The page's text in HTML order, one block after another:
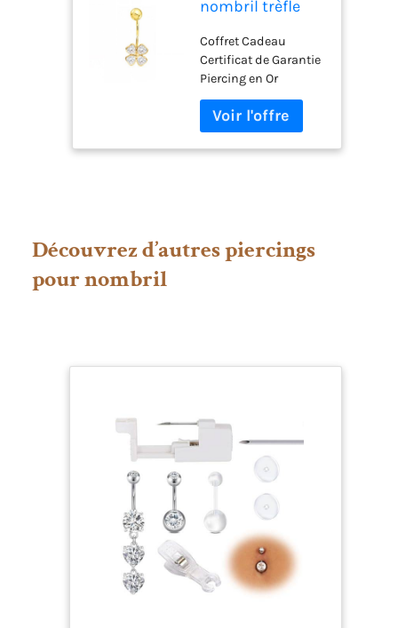
nombril trèfle
jaune 18 carats -
Certificat de
Garantie - Coffret
Cadeau -
Mondepetit
Coffret Cadeau
Certificat de Garantie
Piercing en Or
Découvrez d’autres piercings
pour nombril